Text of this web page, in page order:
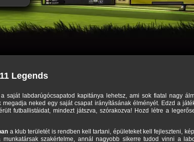
Legends
saját labdarúgócsapatod kapitánya lehetsz, ami sok fiatal nagy
neked egy saját csapat irányításának élményét. Edzd a
futballistáidat, mindezt játszva, szórakozva! Hozd létre a
a klub területét is rendben kell tartani, épületeket kell fejleszteni,
szakértelme, annál nagyobb sikerre tudod vinni a